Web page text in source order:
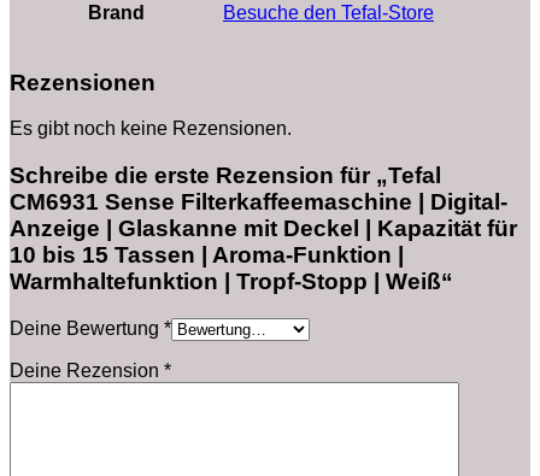
Brand Besuche den Tefal-Store
Rezensionen
Es gibt noch keine Rezensionen.
Schreibe die erste Rezension für „Tefal
CM6931 Sense Filterkaffeemaschine | Digital-
Anzeige | Glaskanne mit Deckel | Kapazität für
10 bis 15 Tassen | Aroma-Funktion |
Warmhaltefunktion | Tropf-Stopp | Weiß“
Deine Bewertung *
Deine Rezension *